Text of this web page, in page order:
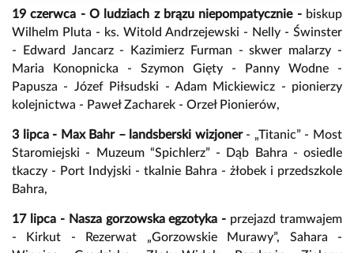
19 czerwca - O ludziach z brązu niepompatycznie - biskup
Wilhelm Pluta - ks. Witold Andrzejewski - Nelly - Świnster
- Edward Jancarz - Kazimierz Furman - skwer malarzy -
Maria Konopnicka - Szymon Gięty - Panny Wodne -
Papusza - Józef Piłsudski - Adam Mickiewicz - pionierzy
kolejnictwa - Paweł Zacharek - Orzeł Pionierów,
3 lipca - Max Bahr – landsberski wizjoner- „Titanic” - Most
Staromiejski - Muzeum “Spichlerz” - Dąb Bahra - osiedle
tkaczy - Port Indyjski - tkalnie Bahra - żłobek i przedszkole
Bahra,
17 lipca - Nasza gorzowska egzotyka - przejazd tramwajem
- Kirkut - Rezerwat „Gorzowskie Murawy”, Sahara -